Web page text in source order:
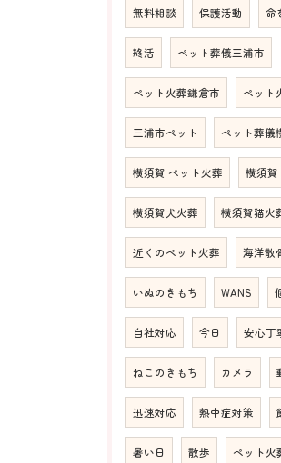
無料相談 保護活動 命
終活 ペット葬儀三浦市
ペット火葬鎌倉市 ペット
三浦市ペット ペット葬儀
横須賀 ペット火葬 横須賀
横須賀犬火葬 横須賀猫火
近くのペット火葬 海洋散
いぬのきもち WANS
自社対応 今日 安心丁
ねこのきもち カメラ
迅速対応 熱中症対策
暑い日 散歩 ペット火